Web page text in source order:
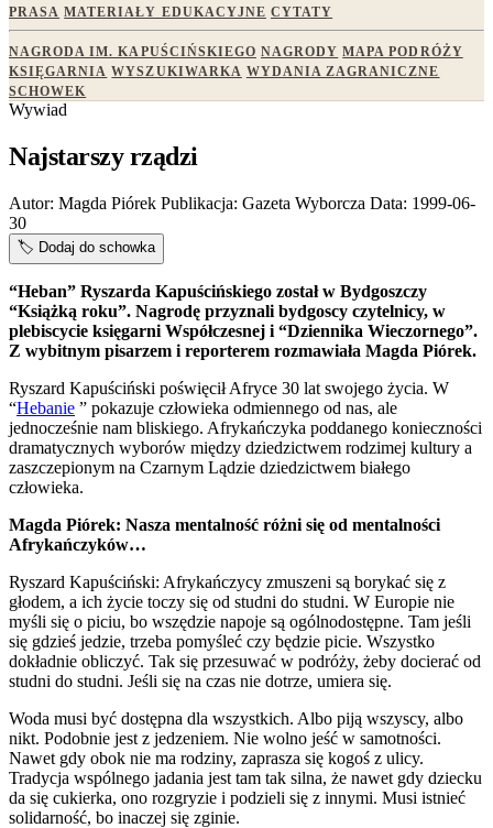
PRASA MATERIAŁY EDUKACYJNE CYTATY
NAGRODA IM. KAPUŚCIŃSKIEGO NAGRODY MAPA PODRÓŻY
KSIĘGARNIA WYSZUKIWARKA WYDANIA ZAGRANICZNE
SCHOWEK
Wywiad
Najstarszy rządzi
Autor: Magda Piórek Publikacja: Gazeta Wyborcza Data: 1999-06-
30
🏷️ Dodaj do schowka
“Heban” Ryszarda Kapuścińskiego został w Bydgoszczy
“Książką roku”. Nagrodę przyznali bydgoscy czytelnicy, w
plebiscycie księgarni Współczesnej i “Dziennika Wieczornego”.
Z wybitnym pisarzem i reporterem rozmawiała Magda Piórek.
Ryszard Kapuściński poświęcił Afryce 30 lat swojego życia. W
“Hebanie ” pokazuje człowieka odmiennego od nas, ale
jednocześnie nam bliskiego. Afrykańczyka poddanego konieczności
dramatycznych wyborów między dziedzictwem rodzimej kultury a
zaszczepionym na Czarnym Lądzie dziedzictwem białego
człowieka.
Magda Piórek: Nasza mentalność różni się od mentalności
Afrykańczyków…
Ryszard Kapuściński: Afrykańczycy zmuszeni są borykać się z
głodem, a ich życie toczy się od studni do studni. W Europie nie
myśli się o piciu, bo wszędzie napoje są ogólnodostępne. Tam jeśli
się gdzieś jedzie, trzeba pomyśleć czy będzie picie. Wszystko
dokładnie obliczyć. Tak się przesuwać w podróży, żeby docierać od
studni do studni. Jeśli się na czas nie dotrze, umiera się.
Woda musi być dostępna dla wszystkich. Albo piją wszyscy, albo
nikt. Podobnie jest z jedzeniem. Nie wolno jeść w samotności.
Nawet gdy obok nie ma rodziny, zaprasza się kogoś z ulicy.
Tradycja wspólnego jadania jest tam tak silna, że nawet gdy dziecku
da się cukierka, ono rozgryzie i podzieli się z innymi. Musi istnieć
solidarność, bo inaczej się zginie.